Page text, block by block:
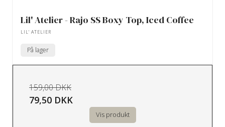
Lil' Atelier - Rajo SS Boxy Top, Iced Coffee
LIL' ATELIER
På lager
159,00 DKK
79,50 DKK
Vis produkt